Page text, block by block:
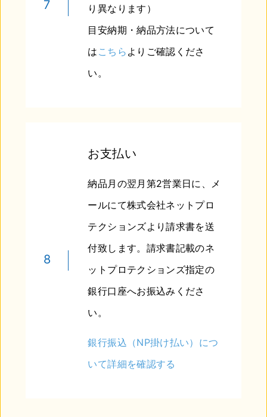
7
り異なります）
目安納期・納品方法について
は こちら よりご確認くださ
い。
8
お支払い
納品月の翌月第2営業日に、メ
ールにて株式会社ネットプロ
テクションズより請求書を送
付致します。請求書記載のネ
ットプロテクションズ指定の
銀行口座へお振込みくださ
い。
銀行振込（NP掛け払い）につ
いて詳細を確認する